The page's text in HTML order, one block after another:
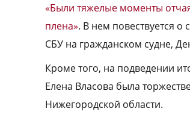
«Были тяжелые моменты
плена». В нем повествуется
СБУ на гражданском судне,
Кроме того, на подведении
Елена Власова была
Нижегородской области.